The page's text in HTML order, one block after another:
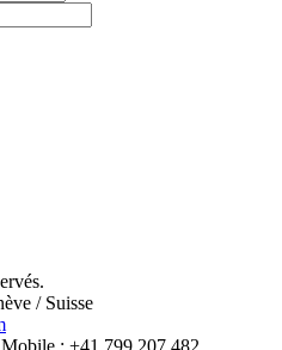
X
/ Suisse
: +41 799 207 482